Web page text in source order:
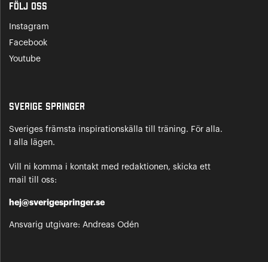
Följ oss
Instagram
Facebook
Youtube
Sverige Springer
Sveriges främsta inspirationskälla till träning. För alla.
I alla lägen.
Vill ni komma i kontakt med redaktionen, skicka ett
mail till oss:
hej@sverigespringer.se
Ansvarig utgivare: Andreas Odén